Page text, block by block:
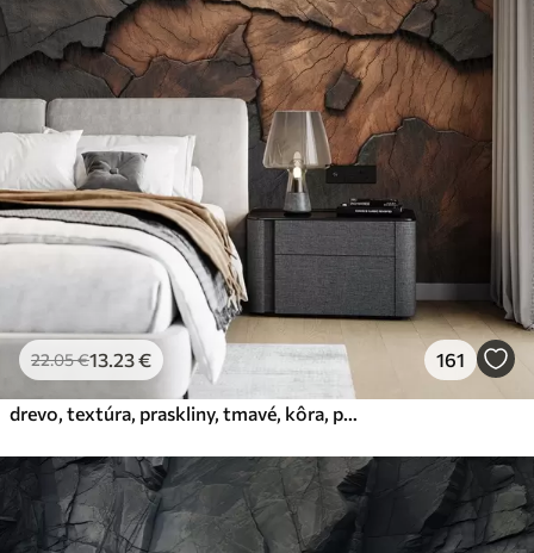
Premium
56.6734.00€/m²
Prémiový vinyl
65.0039.00€/m²
Peel and Stick
/m²
22.05€13 .23€ 161